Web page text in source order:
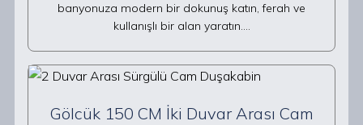
banyonuza modern bir dokunuş katın, ferah ve
kullanışlı bir alan yaratın.…
Gölcük 150 CM İki Duvar Arası Cam